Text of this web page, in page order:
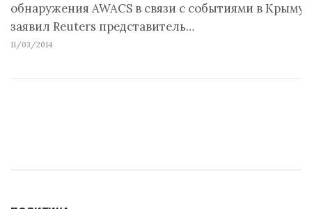
обнаружения AWACS в связи с событиями в Крыму,
заявил Reuters представитель…
11/03/2014